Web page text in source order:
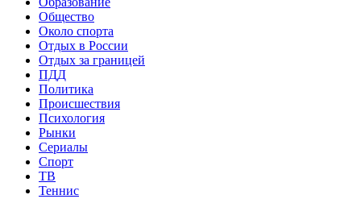
Общество
Около спорта
Отдых в России
Отдых за границей
ПДД
Политика
Происшествия
Психология
Рынки
Сериалы
Спорт
ТВ
Теннис